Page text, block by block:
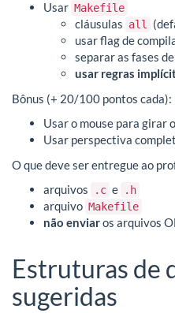
Usar Makefile
cláusulas all
usar flag de
separar as fases
usar regras
Bônus (+ 20/100 pontos cada):
Usar o mouse para girar
Usar perspectiva
O que deve ser entregue ao
arquivos
.c e .h
arquivo Makefile
não enviaros arquivos
Estruturas de
sugeridas